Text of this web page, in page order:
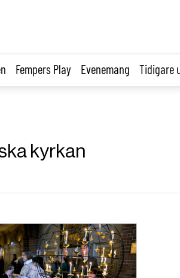
Fempers Play Evenemang Tidigare
kyrkan